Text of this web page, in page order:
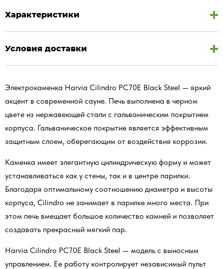
Характеристики
Условия доставки
Электрокаменка Harvia Cilindro PC70Е Black Steel — яркий
акцент в современной сауне. Печь выполнена в черном
цвете из нержавеющей стали с гальваническим покрытием
корпуса. Гальваническое покрытие является эффективным
защитным слоем, оберегающим от воздействия коррозии.
Каменка имеет элегантную цилиндрическую форму и может
устанавливаться как у стены, так и в центре парилки.
Благодаря оптимальному соотношению диаметра и высоты
корпуса, Cilindro не занимает в парилке много места. При
этом печь вмещает большое количество камней и позволяет
создавать прекрасный мягкий пар.
Harvia Cilindro PC70E Black Steel — модель с выносным
управлением. Ее работу контролирует независимый пульт